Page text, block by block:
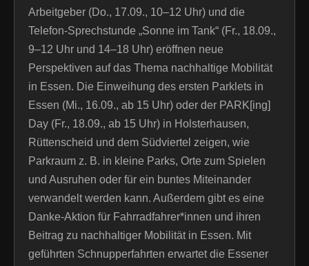
Arbeitgeber (Do., 17.09., 10–12 Uhr) und die
Telefon-Sprechstunde „Sonne im Tank“ (Fr., 18.09.,
9–12 Uhr und 14–18 Uhr) eröffnen neue
Perspektiven auf das Thema nachhaltige Mobilität
in Essen. Die Einweihung des ersten Parklets in
Essen (Mi., 16.09., ab 15 Uhr) oder der PARK[ing]
Day (Fr., 18.09., ab 15 Uhr) in Holsterhausen,
Rüttenscheid und dem Südviertel zeigen, wie
Parkraum z. B. in kleine Parks, Orte zum Spielen
und Ausruhen oder für ein buntes Miteinander
verwandelt werden kann. Außerdem gibt es eine
Danke-Aktion für Fahrradfahrer*innen und ihren
Beitrag zu nachhaltiger Mobilität in Essen. Mit
geführten Schnupperfahrten erwartet die Essener